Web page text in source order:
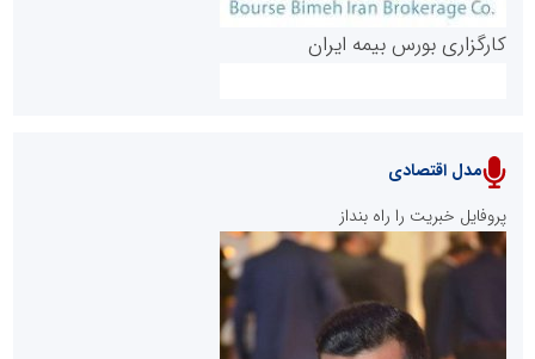
پایگاه خبری نهضت ملی مسکن
کارگزاری بورس بیمه ایران
مدل اقتصادی
پروفایل خبریت را راه بنداز